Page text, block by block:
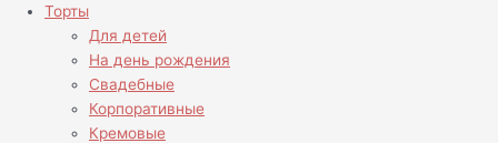
Торты
Для детей
На день рождения
Свадебные
Корпоративные
Кремовые